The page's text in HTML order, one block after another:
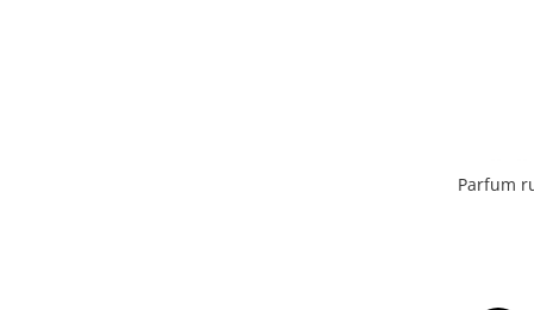
Parfum